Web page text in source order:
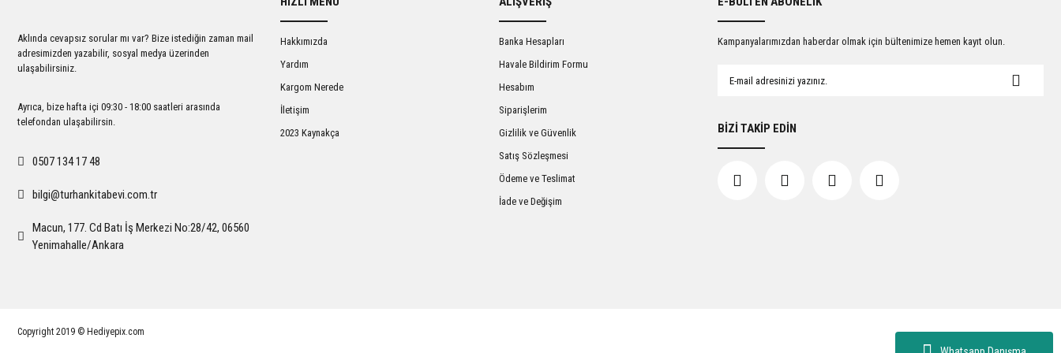
Ürün fiyatı diğer sitelerden daha pahalı.
Bu ürüne benzer farklı alternatifler olmalı.
Gönder
Aklında cevapsız sorular mı var? Bize istediğin zaman mail
adresimizden yazabilir, sosyal medya üzerinden
ulaşabilirsiniz.
Ayrıca, bize hafta içi 09:30 - 18:00 saatleri arasında
telefondan ulaşabilirsin.
0507 134 17 48
bilgi@turhankitabevi.com.tr
Macun, 177. Cd Batı İş Merkezi No:28/42, 06560
Yenimahalle/Ankara
Hakkımızda
Yardım
Kargom Nerede
İletişim
2023 Kaynakça
Banka Hesapları
Havale Bildirim Formu
Hesabım
Siparişlerim
Gizlilik ve Güvenlik
Satış Sözleşmesi
Ödeme ve Teslimat
İade ve Değişim
Kampanyalarımızdan haberdar olmak için bültenimize hemen kayıt olun.
BİZİ TAKİP EDİN
Copyright 2019 © Hediyepix.com